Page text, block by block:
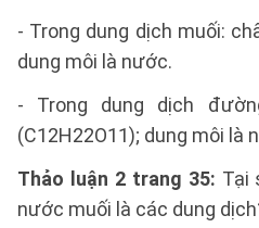
- Trong dung dịch muối:
dung môi là nước.
- Trong dung dịch
(C12H22O11); dung môi là
Thảo luận 2 trang 35: Tại
nước muối là các dung